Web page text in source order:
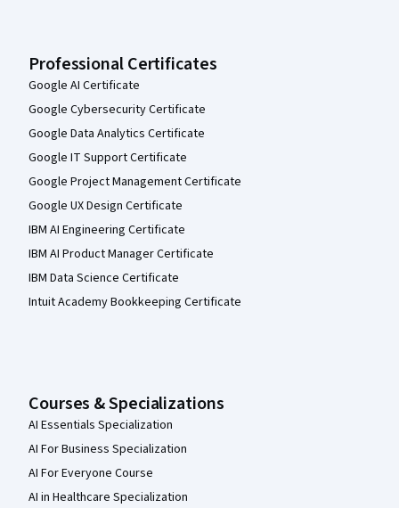
Professional Certificates
Google AI Certificate
Google Cybersecurity Certificate
Google Data Analytics Certificate
Google IT Support Certificate
Google Project Management Certificate
Google UX Design Certificate
IBM AI Engineering Certificate
IBM AI Product Manager Certificate
IBM Data Science Certificate
Intuit Academy Bookkeeping Certificate
Courses & Specializations
AI Essentials Specialization
AI For Business Specialization
AI For Everyone Course
AI in Healthcare Specialization